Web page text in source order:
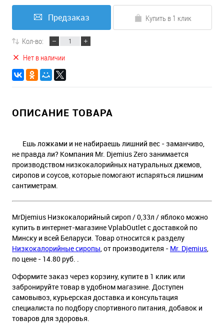
Предзаказ Купить в 1 клик
Кол-во:
Нет в наличии
ОПИСАНИЕ ТОВАРА
Ешь ложками и не набираешь лишний вес - заманчиво,
не правда ли? Компания Mr. Djemius Zero занимается
производством низкокалорийных натуральных джемов,
сиропов и соусов, которые помогают испаряться лишним
сантиметрам.
MrDjemius Низкокалорийный сироп / 0,33л / яблоко можно
купить в интернет-магазине VplabOutlet с доставкой по
Минску и всей Беларуси. Товар относится к разделу
Низкокалорийные сиропы, от производителя - Mr. Djemius,
по цене - 14.80 руб. .
Оформите заказ через корзину, купите в 1 клик или
забронируйте товар в удобном магазине. Доступен
самовывоз, курьерская доставка и консультация
специалиста по подбору спортивного питания, добавок и
товаров для здоровья.